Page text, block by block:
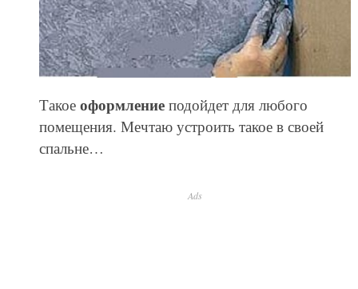
Такое оформлениеподойдет для любого
помещения. Мечтаю устроить такое в своей
спальне…
Ads